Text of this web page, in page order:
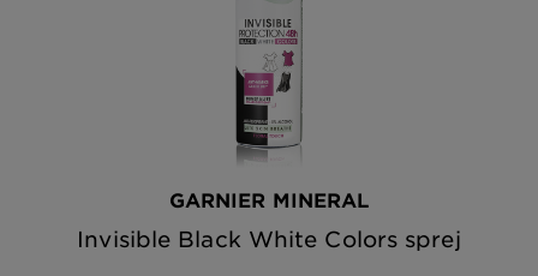
GARNIER MINERAL
Invisible Black White Colors sprej